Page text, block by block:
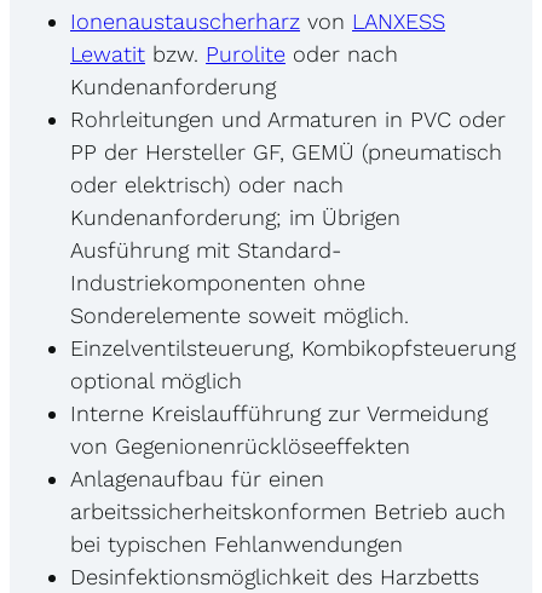
Ionenaustauscherharz von LANXESS
Lewatit bzw. Purolite oder nach
Kundenanforderung
Rohrleitungen und Armaturen in PVC oder
PP der Hersteller GF, GEMÜ (pneumatisch
oder elektrisch) oder nach
Kundenanforderung; im Übrigen
Ausführung mit Standard-
Industriekomponenten ohne
Sonderelemente soweit möglich.
Einzelventilsteuerung, Kombikopfsteuerung
optional möglich
Interne Kreislaufführung zur Vermeidung
von Gegenionenrücklöseeffekten
Anlagenaufbau für einen
arbeitssicherheitskonformen Betrieb auch
bei typischen Fehlanwendungen
Desinfektionsmöglichkeit des Harzbetts